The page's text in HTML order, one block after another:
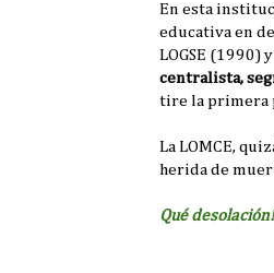
En esta
educativa en
LOGSE (1990)
centralista,
tire la primera
La LOMCE,
herida de
Qué desolación!